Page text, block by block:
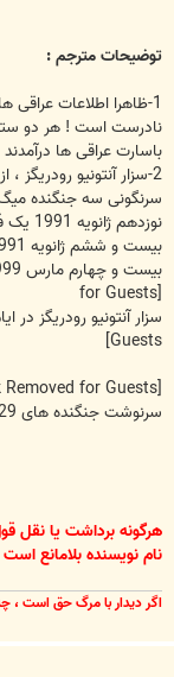
توضیحات مترجم :
1-ظاهرا اطلاعات عراقی
نادرست است ! هر دو
باسارت عراقی ها
2-سزار آنتونیو
سرنگونی سه جنگنده میگ
نوزدهم ژانویه 1991 یک فروند MiG-29 عراقی (به شرح فوق)
بیست و ششم ژانویه 1991 یک فروند MiG-23 عراقی
بیست و چهارم مارس 1999 یک فروند MiG-29
for Guests]
سزار آنتونیو رودریگز در
Guests]
هرگونه برداشت یا نقل
نام نویسنده بلامانع است .
اگر ديدار با مرگ حق است ،